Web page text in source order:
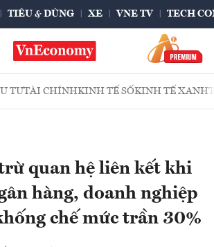
TIÊU & DÙNG XE VNE TV TECH
TƯTÀI CHÍNHKINH TẾ SỐKINH TẾ XANH
quan hệ liên kết khi
hàng, doanh nghiệp
chế mức trần 30%